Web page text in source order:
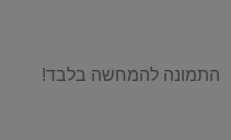
התמונה להמחשה בלבד!